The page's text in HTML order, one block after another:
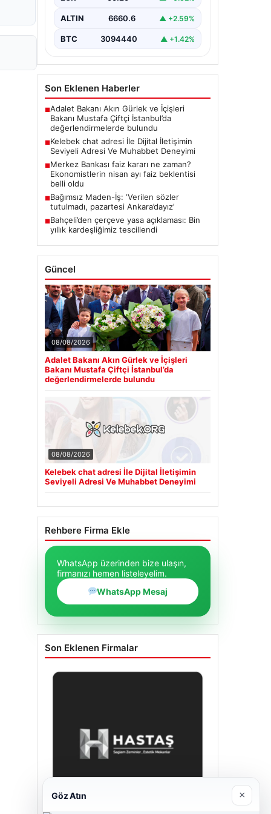
biçimde irtibat oluşturması büyük bir
çeşitli…
ALTIN 6660.6 ▲ +2.59%
BTC 3094440 ▲ +1.42%
Son Eklenen Haberler
■Adalet Bakanı Akın Gürlek ve İçişleri
Bakanı Mustafa Çiftçi İstanbul’da
değerlendirmelerde bulundu
■Kelebek chat adresi İle Dijital İletişimin
Seviyeli Adresi Ve Muhabbet Deneyimi
■Merkez Bankası faiz kararı ne zaman?
Ekonomistlerin nisan ayı faiz beklentisi
belli oldu
■Bağımsız Maden-İş: ‘Verilen sözler
tutulmadı, pazartesi Ankara’dayız’
■Bahçeli’den çerçeve yasa açıklaması: Bin
yıllık kardeşliğimiz tescillendi
Güncel
08/08/2026
Adalet Bakanı Akın Gürlek ve İçişleri
Bakanı Mustafa Çiftçi İstanbul’da
değerlendirmelerde bulundu
08/08/2026
Kelebek chat adresi İle Dijital İletişimin
Seviyeli Adresi Ve Muhabbet Deneyimi
Rehbere Firma Ekle
WhatsApp üzerinden bize ulaşın,
firmanızı hemen listeleyelim.
WhatsApp Mesaj
Son Eklenen Firmalar
Göz Atın ×